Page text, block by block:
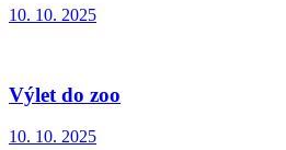
10. 10. 2025
Výlet do zoo
10. 10. 2025